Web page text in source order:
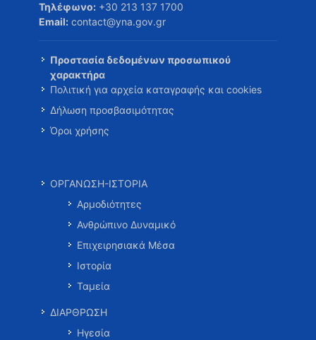
Τηλέφωνο: +30 213 137 1700
Email: contact@yna.gov.gr
Προστασία δεδομένων προσωπικού
χαρακτήρα
Πολιτική για αρχεία καταγραφής και cookies
Δήλωση προσβασιμότητας
Όροι χρήσης
ΟΡΓΑΝΩΣΗ-ΙΣΤΟΡΙΑ
Αρμοδιότητες
Ανθρώπινο Δυναμικό
Επιχειρησιακά Μέσα
Ιστορία
Ταμεία
ΔΙΑΡΘΡΩΣΗ
Ηγεσία